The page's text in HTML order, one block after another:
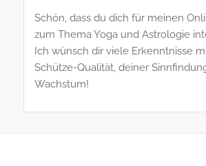
Schön, dass du dich für meinen
zum Thema Yoga und Astrologie
Ich wünsch dir viele Erkenntnisse
Schütze-Qualität, deiner
Wachstum!